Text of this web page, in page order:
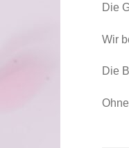
Die
Wir
Die